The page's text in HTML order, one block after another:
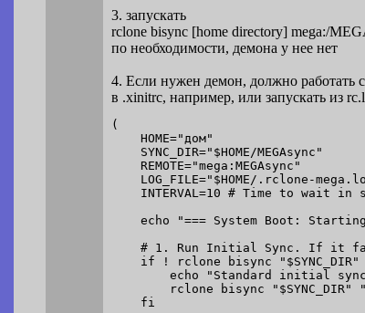
3. запускать
rclone bisync [home directory] mega:/
по необходимости, демона у нее нет
4. Если нужен демон, должно
в .xinitrc, например, или запускать из
(
    HOME="дом"
    SYNC_DIR="$HOME/MEGAsync"
    REMOTE="mega:MEGAsync"
LOG_FILE="$HOME/.rclone-
INTERVAL=10 # Time to wait in
echo "=== System Boot:
# 1. Run Initial Sync. If it
if ! rclone bisync
echo "Standard initial
rclone bisync "$SYNC_DIR"
    fi